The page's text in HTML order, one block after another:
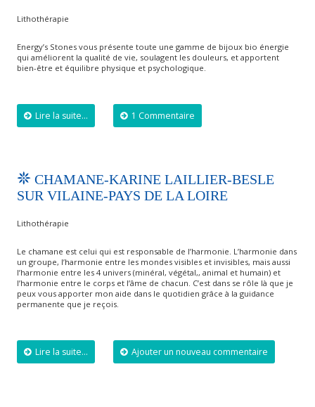
Lithothérapie
Energy’s Stones vous présente toute une gamme de bijoux bio énergie
qui améliorent la qualité de vie, soulagent les douleurs, et apportent
bien-être et équilibre physique et psychologique.
Lire la suite... 1 Commentaire
CHAMANE-KARINE LAILLIER-BESLE
SUR VILAINE-PAYS DE LA LOIRE
Lithothérapie
Le chamane est celui qui est responsable de l’harmonie. L’harmonie dans
un groupe, l’harmonie entre les mondes visibles et invisibles, mais aussi
l’harmonie entre les 4 univers (minéral, végétal,, animal et humain) et
l’harmonie entre le corps et l’âme de chacun. C’est dans se rôle là que je
peux vous apporter mon aide dans le quotidien grâce à la guidance
permanente que je reçois.
Lire la suite... Ajouter un nouveau commentaire